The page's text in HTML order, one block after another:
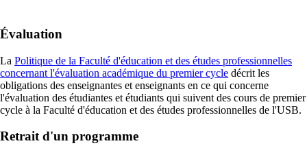
Évaluation
La Politique de la Faculté d'éducation et des études professionnelles
concernant l'évaluation académique du premier cycle décrit les
obligations des enseignantes et enseignants en ce qui concerne
l'évaluation des étudiantes et étudiants qui suivent des cours de premier
cycle à la Faculté d'éducation et des études professionnelles de l'USB.
Retrait d'un programme